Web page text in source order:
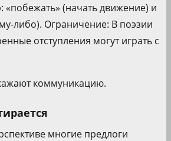
«побежать» (начать движение) и
либо). Ограничение: В поэзии
отступления могут играть с
коммуникацию.
многие предлоги